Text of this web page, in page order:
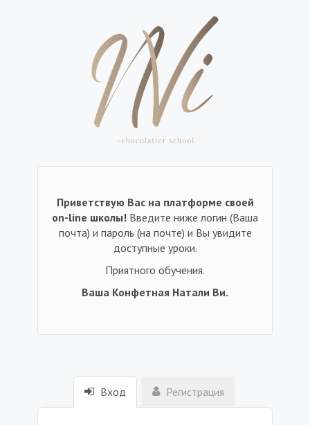
Приветствую Вас на платформе своей
on-line школы! Введите ниже логин (Ваша
почта) и пароль (на почте) и Вы увидите
доступные уроки.
Приятного обучения.
Ваша Конфетная Натали Ви.
Вход Регистрация